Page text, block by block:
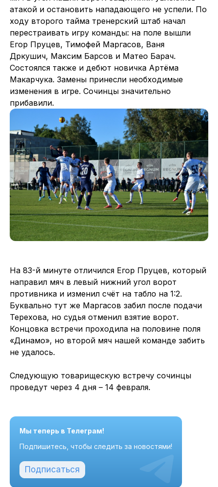
атакой и остановить нападающего не успели. По
ходу второго тайма тренерский штаб начал
перестраивать игру команды: на поле вышли
Егор Пруцев, Тимофей Маргасов, Ваня
Дркушич, Максим Барсов и Матео Барач.
Состоялся также и дебют новичка Артёма
Макарчука. Замены принесли необходимые
изменения в игре. Сочинцы значительно
прибавили.
На 83-й минуте отличился Егор Пруцев, который
направил мяч в левый нижний угол ворот
противника и изменил счёт на табло на 1:2.
Буквально тут же Маргасов забил после подачи
Терехова, но судья отменил взятие ворот.
Концовка встречи проходила на половине поля
«Динамо», но второй мяч нашей команде забить
не удалось.
Следующую товарищескую встречу сочинцы
проведут через 4 дня – 14 февраля.
Мы теперь в Телеграм!
Подпишитесь, чтобы следить за новостями!
Подписаться